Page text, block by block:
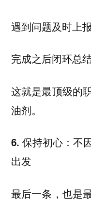
遇到问题及时上报
完成之后闭环总
这就是最顶级的
油剂。
6. 保持初心：不
出发
最后一条，也是